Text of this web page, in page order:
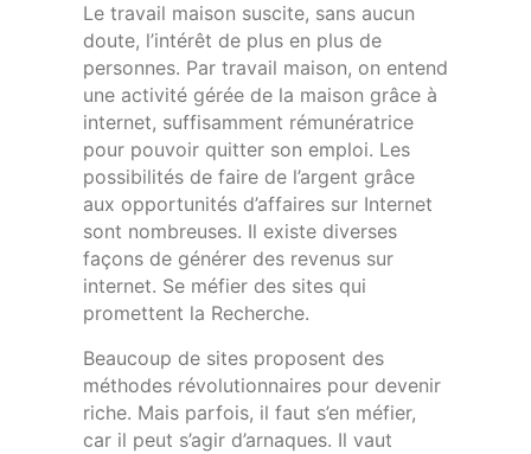
Le travail maison suscite, sans aucun
doute, l’intérêt de plus en plus de
personnes. Par travail maison, on entend
une activité gérée de la maison grâce à
internet, suffisamment rémunératrice
pour pouvoir quitter son emploi. Les
possibilités de faire de l’argent grâce
aux opportunités d’affaires sur Internet
sont nombreuses. Il existe diverses
façons de générer des revenus sur
internet. Se méfier des sites qui
promettent la Recherche.
Beaucoup de sites proposent des
méthodes révolutionnaires pour devenir
riche. Mais parfois, il faut s’en méfier,
car il peut s’agir d’arnaques. Il vaut